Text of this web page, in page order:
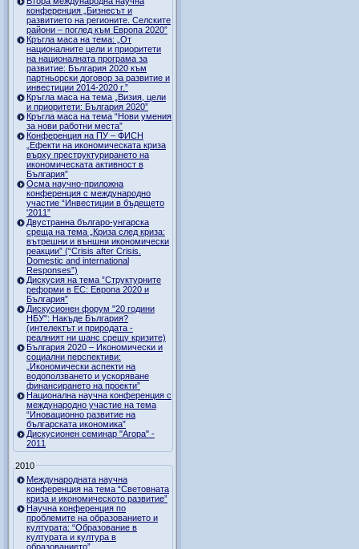
конференция „Бизнесът и
развитието на регионите. Селските
райони – поглед към Европа 2020”
Кръгла маса на тема: „От
националните цели и приоритети
на националната програма за
развитие: България 2020 към
партньорски договор за развитие и
инвестиции 2014-2020 г.”
Кръгла маса на тема „Визия, цели
и приоритети: България 2020”
Кръгла маса на тема “Нови умения
за нови работни места”
Конференция на ПУ – ФИСН
„Ефекти на икономическата криза
върху преструктурирането на
икономическата активност в
България”
Осма научно-приложна
конференция с международно
участие “Инвестиции в бъдещето
'2011”
Двустранна българо-унгарска
среща на тема „Криза след криза:
вътрешни и външни икономически
реакции” (“Crisis after Crisis.
Domestic and international
Responses”)
Дискусия на тема ”Структурните
реформи в ЕС: Европа 2020 и
България”
Дискусионен форум "20 години
НБУ": Накъде България?
(интелектът и природата -
реалният ни шанс срещу кризите)
България 2020 – Икономически и
социални перспективи:
„Икономически аспекти на
водоползването и ускоряване
финансирането на проекти”
Национална научна конференция с
международно участие на тема
“Иновационно развитие на
българската икономика”
Дискусионен семинар "Агора" -
2011
2010
Международната научна
конференция на тема “Световната
криза и икономическото развитие”
Научна конференция по
проблемите на образованието и
културата: “Образование в
културата и култура в
образованието”